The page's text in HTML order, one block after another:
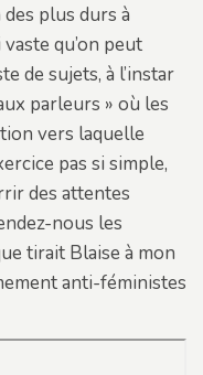
plus durs à
qu’on peut
de sujets, à l’instar
parleurs » où les
vers laquelle
pas si simple,
des attentes
nous les
tirait Blaise à mon
anti-féministes